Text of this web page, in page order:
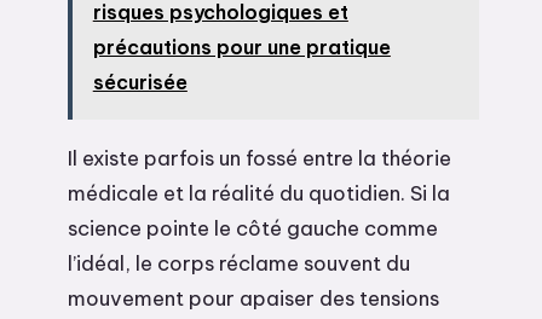
risques psychologiques et
précautions pour une pratique
sécurisée
Il existe parfois un fossé entre la théorie
médicale et la réalité du quotidien. Si la
science pointe le côté gauche comme
l’idéal, le corps réclame souvent du
mouvement pour apaiser des tensions